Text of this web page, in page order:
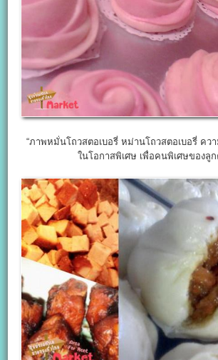
“ภาพหมั่นโถวสตอเบอรี่ หม่านโถวสตอเบอรี่ คว
ในโอกาสพิเศษ เพื่อคนพิเศษของลูก